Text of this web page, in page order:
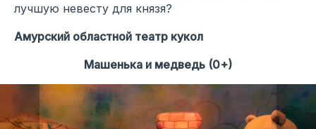
лучшую невесту для князя?
Амурский областной театр кукол
Машенька и медведь (0+)